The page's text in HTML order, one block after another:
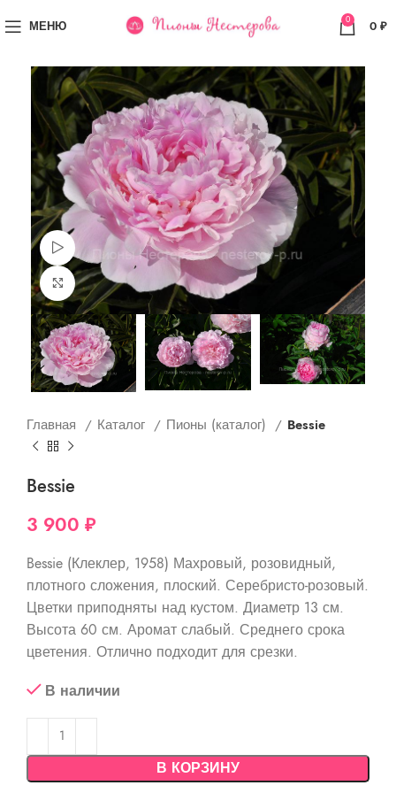
МЕНЮ 0 0 ₽
Просмотр видео
Увеличить
Главная Каталог Пионы (каталог) Bessie
Bessie
3 900 ₽
Bessie (Клеклер, 1958) Махровый, розовидный,
плотного сложения, плоский. Серебристо-розовый.
Цветки приподняты над кустом. Диаметр 13 см.
Высота 60 см. Аромат слабый. Среднего срока
цветения. Отлично подходит для срезки.
В наличии
В КОРЗИНУ